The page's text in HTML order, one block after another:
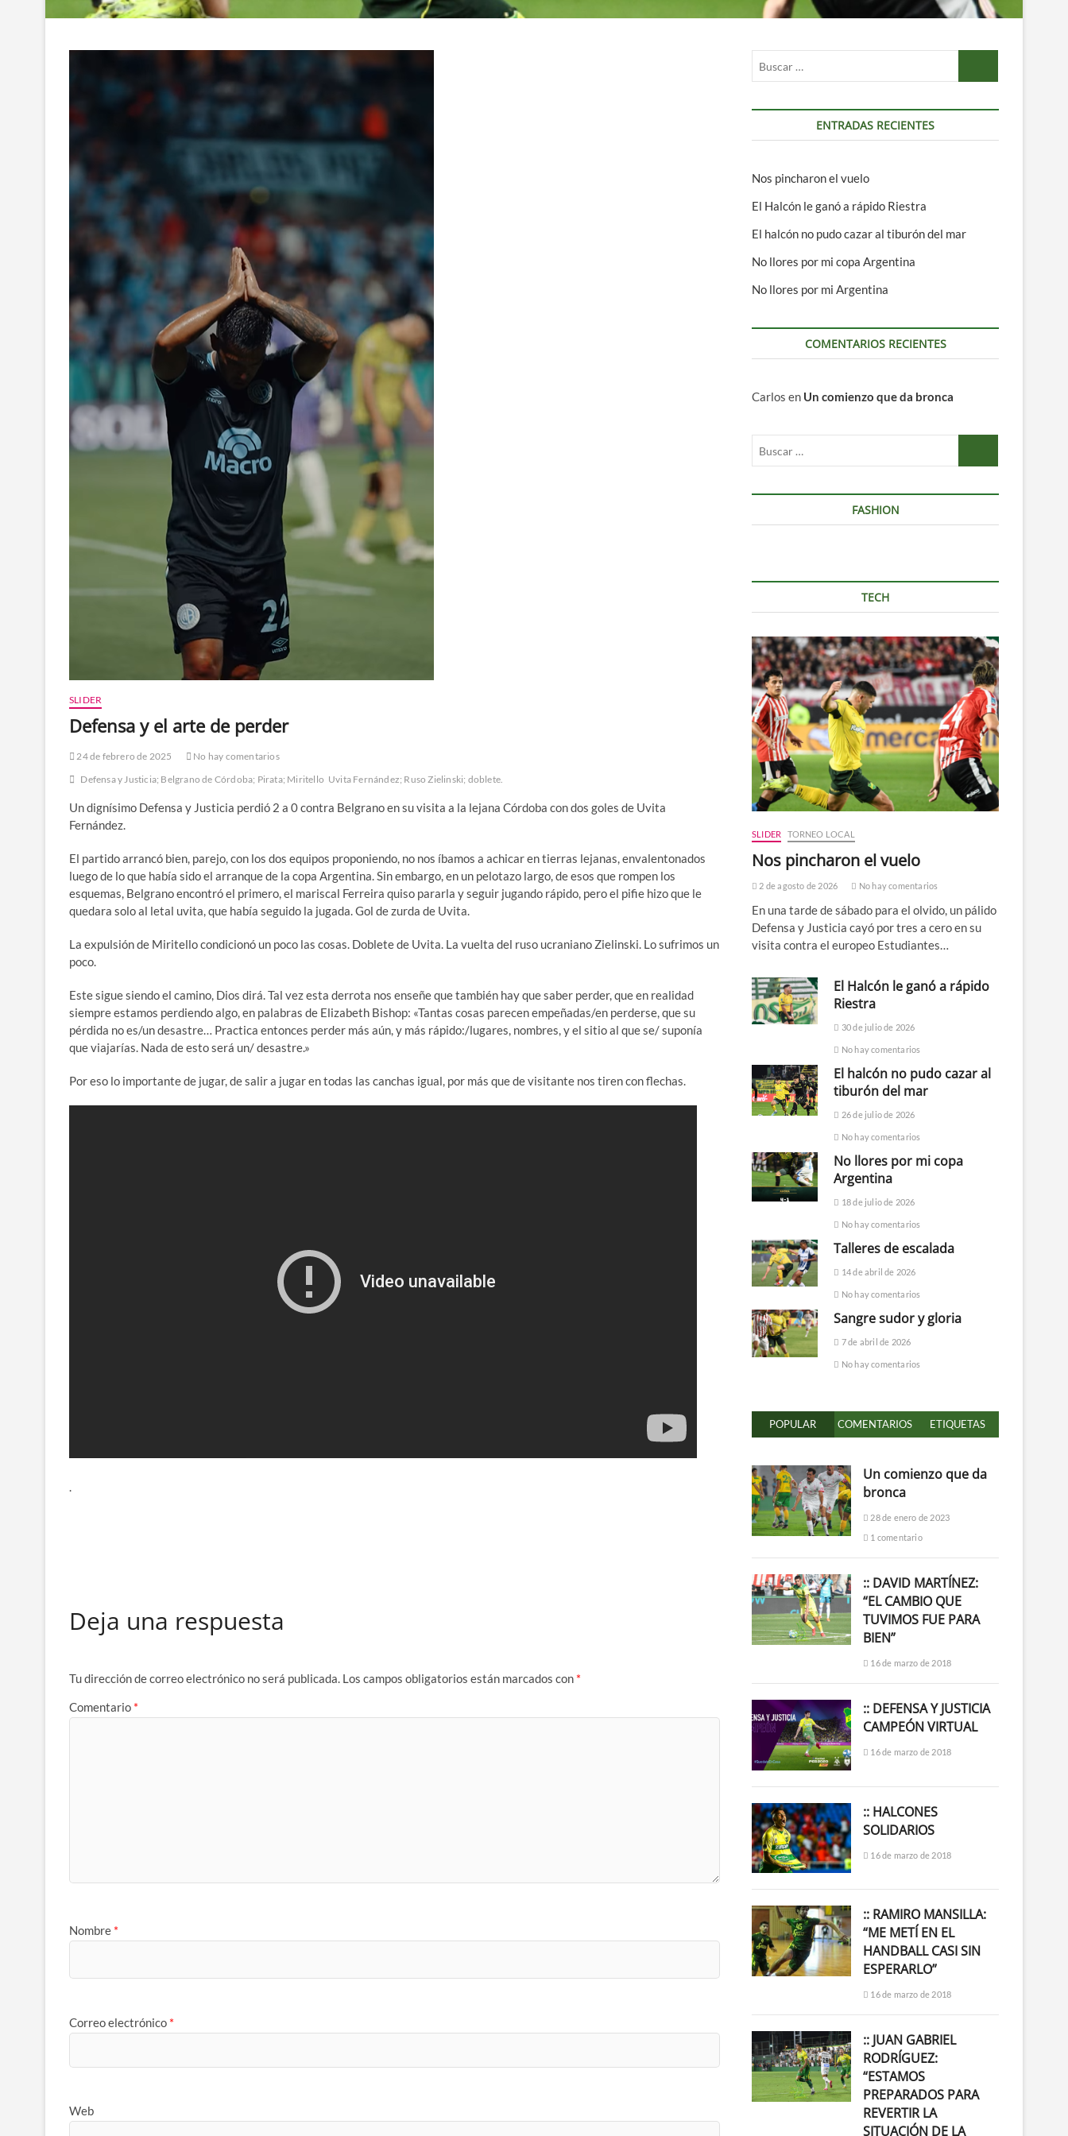
SLIDER
Defensa y el arte de perder
24 de febrero de 2025
No hay comentarios
Defensa y Justicia; Belgrano de Córdoba; Pirata; Miritello Uvita Fernández; Ruso Zielinski; doblete.
Un dignísimo Defensa y Justicia perdió 2 a 0 contra Belgrano en su visita a la lejana Córdoba con dos goles de Uvita
Fernández.
El partido arrancó bien, parejo, con los dos equipos proponiendo, no nos íbamos a achicar en tierras lejanas, envalentonados
luego de lo que había sido el arranque de la copa Argentina. Sin embargo, en un pelotazo largo, de esos que rompen los
esquemas, Belgrano encontró el primero, el mariscal Ferreira quiso pararla y seguir jugando rápido, pero el pifie hizo que le
quedara solo al letal uvita, que había seguido la jugada. Gol de zurda de Uvita.
La expulsión de Miritello condicionó un poco las cosas. Doblete de Uvita. La vuelta del ruso ucraniano Zielinski. Lo sufrimos un
poco.
Este sigue siendo el camino, Dios dirá. Tal vez esta derrota nos enseñe que también hay que saber perder, que en realidad
siempre estamos perdiendo algo, en palabras de Elizabeth Bishop: «Tantas cosas parecen empeñadas/en perderse, que su
pérdida no es/un desastre… Practica entonces perder más aún, y más rápido:/lugares, nombres, y el sitio al que se/ suponía
que viajarías. Nada de esto será un/ desastre.»
Por eso lo importante de jugar, de salir a jugar en todas las canchas igual, por más que de visitante nos tiren con flechas.
.
Deja una respuesta
Tu dirección de correo electrónico no será publicada. Los campos obligatorios están marcados con *
Comentario *
Nombre *
Correo electrónico *
Web
ENTRADAS RECIENTES
Nos pincharon el vuelo
El Halcón le ganó a rápido Riestra
El halcón no pudo cazar al tiburón del mar
No llores por mi copa Argentina
No llores por mi Argentina
COMENTARIOS RECIENTES
Carlos en Un comienzo que da bronca
FASHION
TECH
SLIDER TORNEO LOCAL
Nos pincharon el vuelo
2 de agosto de 2026 No hay comentarios
En una tarde de sábado para el olvido, un pálido
Defensa y Justicia cayó por tres a cero en su
visita contra el europeo Estudiantes…
El Halcón le ganó a rápido
Riestra
30 de julio de 2026
No hay comentarios
El halcón no pudo cazar al
tiburón del mar
26 de julio de 2026
No hay comentarios
No llores por mi copa
Argentina
18 de julio de 2026
No hay comentarios
Talleres de escalada
14 de abril de 2026
No hay comentarios
Sangre sudor y gloria
7 de abril de 2026
No hay comentarios
POPULAR COMENTARIOS ETIQUETAS
Un comienzo que da
bronca
28 de enero de 2023
1 comentario
:: DAVID MARTÍNEZ:
“EL CAMBIO QUE
TUVIMOS FUE PARA
BIEN”
16 de marzo de 2018
:: DEFENSA Y JUSTICIA
CAMPEÓN VIRTUAL
16 de marzo de 2018
:: HALCONES
SOLIDARIOS
16 de marzo de 2018
:: RAMIRO MANSILLA:
“ME METÍ EN EL
HANDBALL CASI SIN
ESPERARLO”
16 de marzo de 2018
:: JUAN GABRIEL
RODRÍGUEZ:
“ESTAMOS
PREPARADOS PARA
REVERTIR LA
SITUACIÓN DE LA